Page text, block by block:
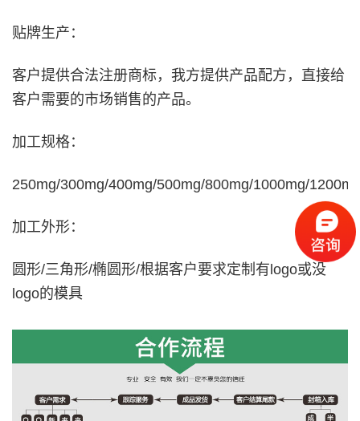
贴牌生产：
客户提供合法注册商标，我方提供产品配方，直接给
客户需要的市场销售的产品。
加工规格：
250mg/300mg/400mg/500mg/800mg/1000mg/
加工外形：
圆形/三角形/椭圆形/根据客户要求定制有logo或没
logo的模具